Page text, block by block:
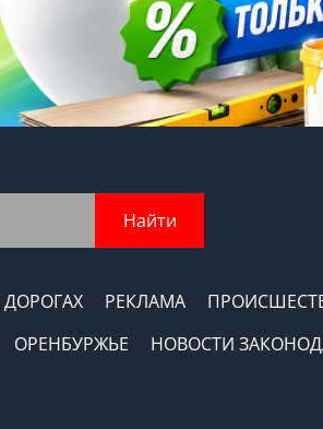
Найти
РЕКЛАМА
ОРЕНБУРЖЬЕ
НОВОСТИ